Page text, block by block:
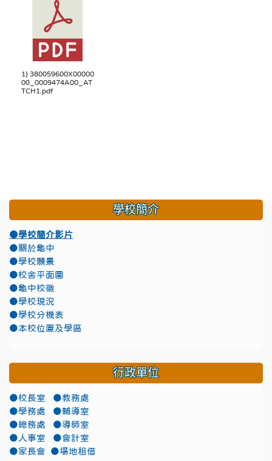
1) 380059600X00000
00_0009474A00_AT
TCH1.pdf
學校簡介
●學校簡介影片
●關於龜中
●學校願景
●校舍平面圖
●龜中校徽
●學校現況
●學校分機表
●本校位置及學區
行政單位
●校長室
●教務處
●學務處
●輔導室
●總務處
●導師室
●人事室
●會計室
●家長會
●場地租借